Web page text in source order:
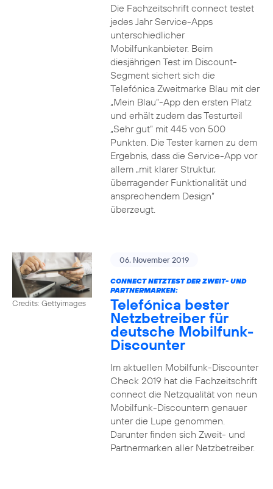
Die Fachzeitschrift connect testet
jedes Jahr Service-Apps
unterschiedlicher
Mobilfunkanbieter. Beim
diesjährigen Test im Discount-
Segment sichert sich die
Telefónica Zweitmarke Blau mit der
„Mein Blau“-App den ersten Platz
und erhält zudem das Testurteil
„Sehr gut“ mit 445 von 500
Punkten. Die Tester kamen zu dem
Ergebnis, dass die Service-App vor
allem „mit klarer Struktur,
überragender Funktionalität und
ansprechendem Design“
überzeugt.
Credits: Gettyimages
06. November 2019
CONNECT NETZTEST DER ZWEIT- UND
PARTNERMARKEN:
Telefónica bester
Netzbetreiber für
deutsche Mobilfunk-
Discounter
Im aktuellen Mobilfunk-Discounter
Check 2019 hat die Fachzeitschrift
connect die Netzqualität von neun
Mobilfunk-Discountern genauer
unter die Lupe genommen.
Darunter finden sich Zweit- und
Partnermarken aller Netzbetreiber.